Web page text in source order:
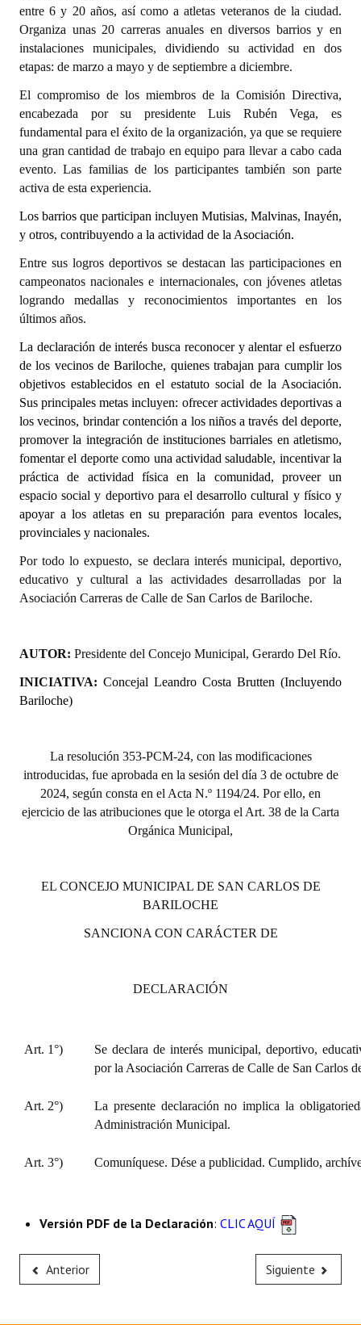
Ejecución Presupuestaria
Actas de Audiencias Públicas
Comunicaciones
Declaraciones
Resoluciones
Resoluciones de Presidencia
Antiguos Pobladores
Noticias Destacadas
Registros y Distinciones
Datos Históricos
Premio al Mérito - Registro
Audiencias Públicas - Registro
Mujeres que Dejaron Huellas - Registro
Periodistas Decanos - Registro
Banca del Vecino - Registro
Antiguos Pobladores - Registro
Reconocimientos - Registro
Entrega de distinciones
REFORMA DE LA CARTA ORGÁNICA
entre 6 y 20 años, así como a atletas veteranos de la ciudad.
Organiza unas 20 carreras anuales en diversos barrios y en
instalaciones municipales, dividiendo su actividad en dos
etapas: de marzo a mayo y de septiembre a diciembre.
El compromiso de los miembros de la Comisión Directiva,
encabezada por su presidente Luis Rubén Vega, es
fundamental para el éxito de la organización, ya que se requiere
una gran cantidad de trabajo en equipo para llevar a cabo cada
evento. Las familias de los participantes también son parte
activa de esta experiencia.
Los barrios que participan incluyen Mutisias, Malvinas, Inayén,
y otros, contribuyendo a la actividad de la Asociación.
Entre sus logros deportivos se destacan las participaciones en
campeonatos nacionales e internacionales, con jóvenes atletas
logrando medallas y reconocimientos importantes en los
últimos años.
La declaración de interés busca reconocer y alentar el esfuerzo
de los vecinos de Bariloche, quienes trabajan para cumplir los
objetivos establecidos en el estatuto social de la Asociación.
Sus principales metas incluyen: ofrecer actividades deportivas a
los vecinos, brindar contención a los niños a través del deporte,
promover la integración de instituciones barriales en atletismo,
fomentar el deporte como una actividad saludable, incentivar la
práctica de actividad física en la comunidad, proveer un
espacio social y deportivo para el desarrollo cultural y físico y
apoyar a los atletas en su preparación para eventos locales,
provinciales y nacionales.
Por todo lo expuesto, se declara interés municipal, deportivo,
educativo y cultural a las actividades desarrolladas por la
Asociación Carreras de Calle de San Carlos de Bariloche.
AUTOR: Presidente del Concejo Municipal, Gerardo Del Río.
INICIATIVA: Concejal Leandro Costa Brutten (Incluyendo
Bariloche)
La resolución 353-PCM-24, con las modificaciones
introducidas, fue aprobada en la sesión del día 3 de octubre de
2024, según consta en el Acta N.º 1194/24. Por ello, en
ejercicio de las atribuciones que le otorga el Art. 38 de la Carta
Orgánica Municipal,
EL CONCEJO MUNICIPAL DE SAN CARLOS DE
BARILOCHE
SANCIONA CON CARÁCTER DE
DECLARACIÓN
Art. 1°)
Se declara de interés municipal, deportivo,
por la Asociación Carreras de Calle de San Carlos
Art. 2°)
La presente declaración no implica la
Administración Municipal.
Art. 3°) Comuníquese. Dése a publicidad. Cumplido,
Versión PDF de la Declaración: CLIC AQUÍ
Anterior Siguiente